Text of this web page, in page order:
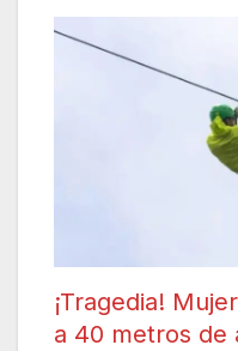
¡Tragedia!
a 40 metros de